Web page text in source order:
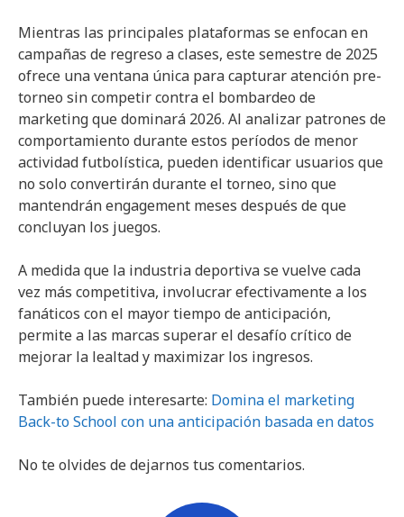
Mientras las principales plataformas se enfocan en
campañas de regreso a clases, este semestre de 2025
ofrece una ventana única para capturar atención pre-
torneo sin competir contra el bombardeo de
marketing que dominará 2026. Al analizar patrones de
comportamiento durante estos períodos de menor
actividad futbolística, pueden identificar usuarios que
no solo convertirán durante el torneo, sino que
mantendrán engagement meses después de que
concluyan los juegos.
A medida que la industria deportiva se vuelve cada
vez más competitiva, involucrar efectivamente a los
fanáticos con el mayor tiempo de anticipación,
permite a las marcas superar el desafío crítico de
mejorar la lealtad y maximizar los ingresos.
También puede interesarte: Domina el marketing
Back-to School con una anticipación basada en datos
No te olvides de dejarnos tus comentarios.